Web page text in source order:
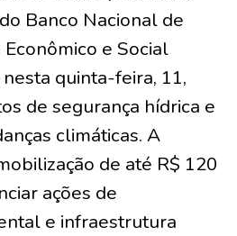
Banco Nacional de
e Social
quinta-feira, 11,
de segurança hídrica e
climáticas. A
de até R$ 120
ações de
e infraestrutura